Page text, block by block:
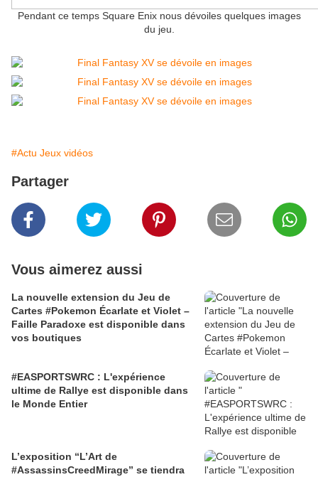
Pendant ce temps Square Enix nous dévoiles quelques images
du jeu.
#Actu Jeux vidéos
Partager
Vous aimerez aussi
La nouvelle extension du Jeu de
Cartes #Pokemon Écarlate et Violet –
Faille Paradoxe est disponible dans
vos boutiques
#EASPORTSWRC : L'expérience
ultime de Rallye est disponible dans
le Monde Entier
L’exposition “L’Art de
#AssassinsCreedMirage” se tiendra